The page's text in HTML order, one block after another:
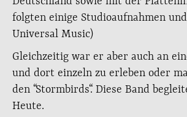
folgten einige Studioaufnahmen
Universal Music)
Gleichzeitig war er aber auch an
und dort einzeln zu erleben oder
den “Stormbirds“. Diese Band
Heute.